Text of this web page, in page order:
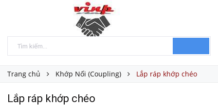
Trang chủ Khớp Nối (Coupling) Lắp ráp khớp chéo
Lắp ráp khớp chéo